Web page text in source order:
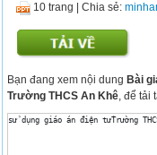
10 trang |Chia sẻ:
Bạn đang xem nội dungBài
Trường THCS An Khê , để
sử dụng giáo án điện tửTrường